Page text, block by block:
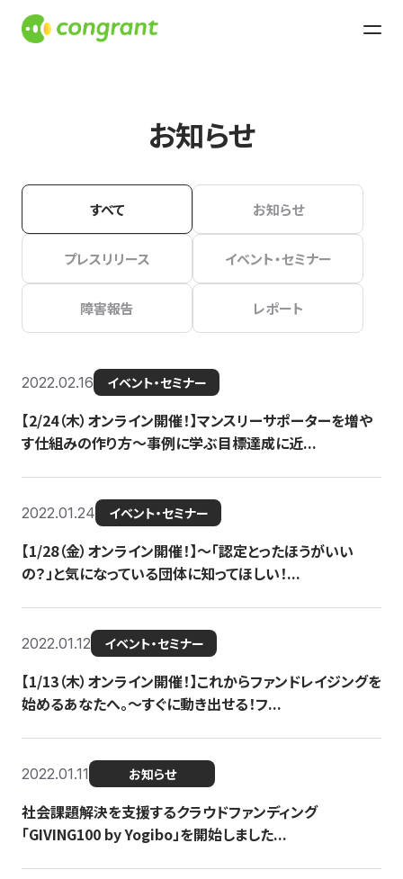
お知らせ
すべて お知らせ
プレスリリース イベント・セミナー
障害報告 レポート
2022.02.16 イベント・セミナー
【2/24（木）オンライン開催！】マンスリーサポーターを増や
す仕組みの作り方〜事例に学ぶ目標達成に近...
2022.01.24 イベント・セミナー
【1/28（金）オンライン開催！】〜「認定とったほうがいい
の？」と気になっている団体に知ってほしい！...
2022.01.12 イベント・セミナー
【1/13（木）オンライン開催！】これからファンドレイジングを
始めるあなたへ。〜すぐに動き出せる！フ...
2022.01.11 お知らせ
社会課題解決を支援するクラウドファンディング
「GIVING100 by Yogibo」を開始しました...